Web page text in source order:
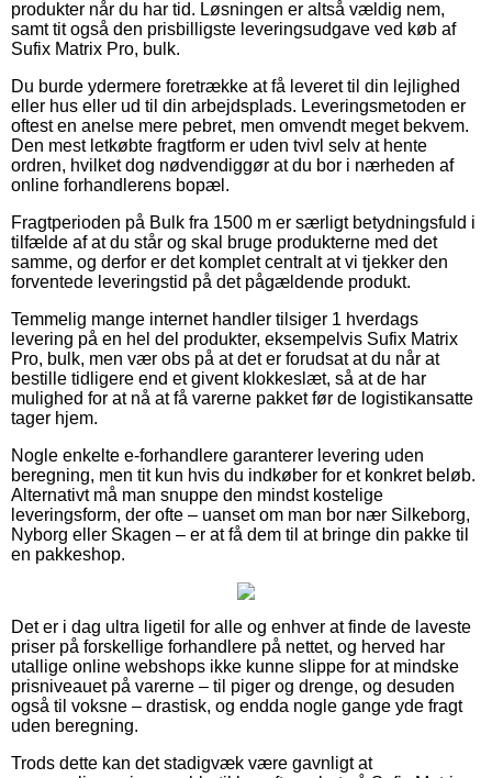
produkter når du har tid. Løsningen er altså vældig nem,
samt tit også den prisbilligste leveringsudgave ved køb af
Sufix Matrix Pro, bulk.
Du burde ydermere foretrække at få leveret til din lejlighed
eller hus eller ud til din arbejdsplads. Leveringsmetoden er
oftest en anelse mere pebret, men omvendt meget bekvem.
Den mest letkøbte fragtform er uden tvivl selv at hente
ordren, hvilket dog nødvendiggør at du bor i nærheden af
online forhandlerens bopæl.
Fragtperioden på Bulk fra 1500 m er særligt betydningsfuld i
tilfælde af at du står og skal bruge produkterne med det
samme, og derfor er det komplet centralt at vi tjekker den
forventede leveringstid på det pågældende produkt.
Temmelig mange internet handler tilsiger 1 hverdags
levering på en hel del produkter, eksempelvis Sufix Matrix
Pro, bulk, men vær obs på at det er forudsat at du når at
bestille tidligere end et givent klokkeslæt, så at de har
mulighed for at nå at få varerne pakket før de logistikansatte
tager hjem.
Nogle enkelte e-forhandlere garanterer levering uden
beregning, men tit kun hvis du indkøber for et konkret beløb.
Alternativt må man snuppe den mindst kostelige
leveringsform, der ofte – uanset om man bor nær Silkeborg,
Nyborg eller Skagen – er at få dem til at bringe din pakke til
en pakkeshop.
Det er i dag ultra ligetil for alle og enhver at finde de laveste
priser på forskellige forhandlere på nettet, og herved har
utallige online webshops ikke kunne slippe for at mindske
prisniveauet på varerne – til piger og drenge, og desuden
også til voksne – drastisk, og endda nogle gange yde fragt
uden beregning.
Trods dette kan det stadigvæk være gavnligt at